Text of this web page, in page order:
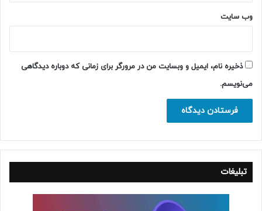
وب‌ سایت
ذخیره نام، ایمیل و وبسایت من در مرورگر برای زمانی که دوباره دیدگاهی
می‌نویسم.
تبلیغات